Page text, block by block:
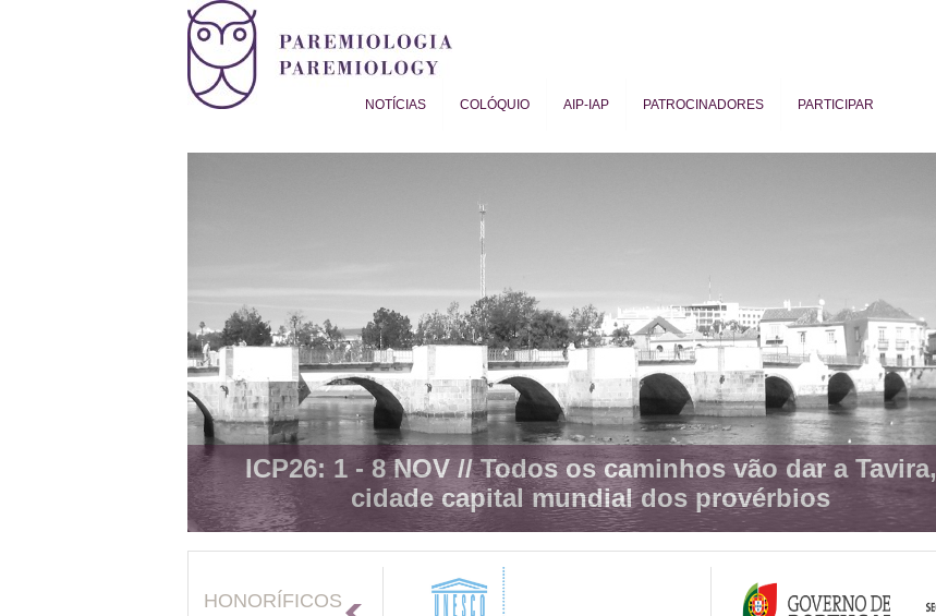
NOTÍCIAS COLÓQUIO AIP-IAP PATROCINADORES PARTICIPAR
ICP26: 1 - 8 NOV //Todos os caminhos vão dar a Tavira,
cidade capital mundial dos provérbios
HONORÍFICOS